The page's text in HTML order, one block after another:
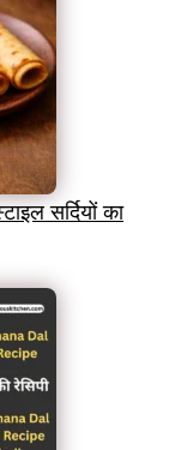
सर्दियों का